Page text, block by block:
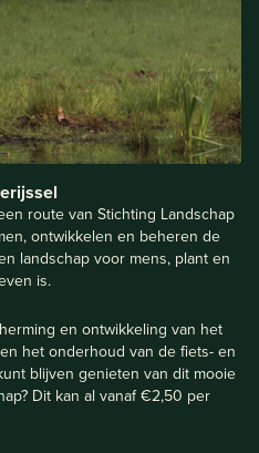
route van Stichting Landschap
ontwikkelen en beheren de
landschap voor mens, plant en
is.
en ontwikkeling van het
het onderhoud van de fiets- en
blijven genieten van dit mooie
Dit kan al vanaf €2,50 per